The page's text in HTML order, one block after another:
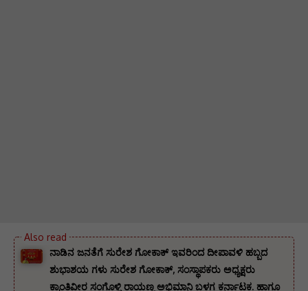
ನಾಡಿನ ಜನತೆಗೆ ಸುರೇಶ ಗೋಕಾಕ್ ಇವರಿಂದ ದೀಪಾವಳಿ ಹಬ್ಬದ
ಶುಭಾಶಯ ಗಳು ಸುರೇಶ ಗೋಕಾಕ್, ಸಂಸ್ಥಾಪಕರು ಅಧ್ಯಕ್ಷರು
ಕ್ರಾಂತಿವೀರ ಸಂಗೊಳ್ಳಿ ರಾಯಣ್ಣ ಅಭಿಮಾನಿ ಬಳಗ ಕರ್ನಾಟಕ. ‌ಹಾಗೂ